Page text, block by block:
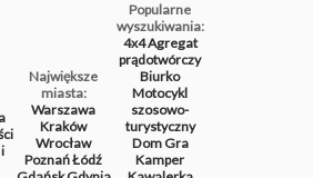
Największe
miasta:
Warszawa
Kraków
Wrocław
PoznańŁódź
Popularne
wyszukiwania:
4x4Agregat
prądotwórczy
Biurko
Motocykl
szosowo-
turystyczny
DomGra
Kamper